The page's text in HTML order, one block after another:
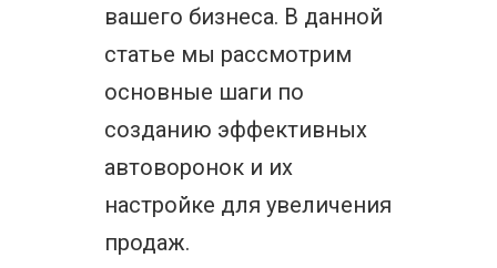
вашего бизнеса. В данной
статье мы рассмотрим
основные шаги по
созданию эффективных
автоворонок и их
настройке для увеличения
продаж.